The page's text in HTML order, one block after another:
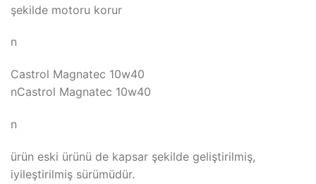
şekilde motoru korur
n
Castrol Magnatec 10w40
nCastrol Magnatec 10w40
n
ürün eski ürünü de kapsar şekilde geliştirilmiş,
iyileştirilmiş sürümüdür.